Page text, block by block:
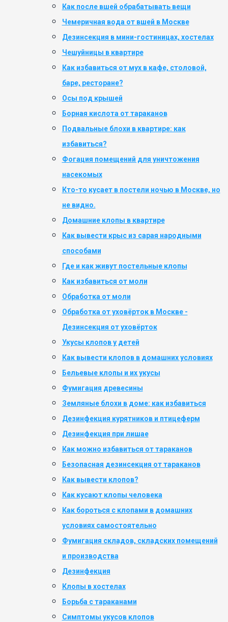
Как после вшей обрабатывать вещи
Чемеричная вода от вшей в Москве
Дезинсекция в мини-гостиницах, хостелах
Чешуйницы в квартире
Как избавиться от мух в кафе, столовой,
баре, ресторане?
Осы под крышей
Борная кислота от тараканов
Подвальные блохи в квартире: как
избавиться?
Фогация помещений для уничтожения
насекомых
Кто-то кусает в постели ночью в Москве, но
не видно.
Домашние клопы в квартире
Как вывести крыс из сарая народными
способами
Где и как живут постельные клопы
Как избавиться от моли
Обработка от моли
Обработка от уховёрток в Москве -
Дезинсекция от уховёрток
Укусы клопов у детей
Как вывести клопов в домашних условиях
Бельевые клопы и их укусы
Фумигация древесины
Земляные блохи в доме: как избавиться
Дезинфекция курятников и птицеферм
Дезинфекция при лишае
Как можно избавиться от тараканов
Безопасная дезинсекция от тараканов
Как вывести клопов?
Как кусают клопы человека
Как бороться с клопами в домашних
условиях самостоятельно
Фумигация складов, складских помещений
и производства
Дезинфекция
Клопы в хостелах
Борьба с тараканами
Симптомы укусов клопов